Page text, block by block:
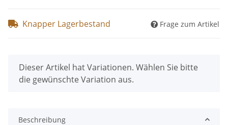
Knapper Lagerbestand Frage zum Artikel
x
Dieser Artikel hat Variationen. Wählen Sie bitte
die gewünschte Variation aus.
Beschreibung